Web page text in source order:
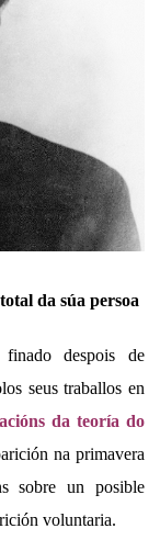
da súa persoa
finado despois de
seus traballos en
da teoría do
na primavera
sobre un posible
voluntaria.